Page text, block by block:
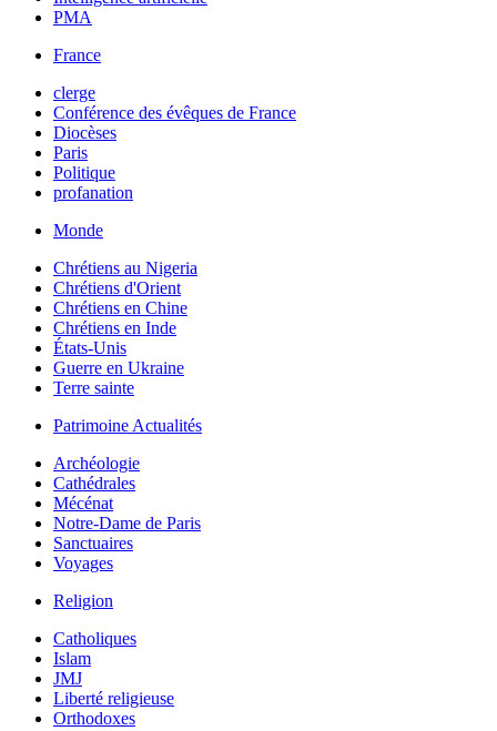
PMA
France
clerge
Conférence des évêques de France
Diocèses
Paris
Politique
profanation
Monde
Chrétiens au Nigeria
Chrétiens d'Orient
Chrétiens en Chine
Chrétiens en Inde
États-Unis
Guerre en Ukraine
Terre sainte
Patrimoine Actualités
Archéologie
Cathédrales
Mécénat
Notre-Dame de Paris
Sanctuaires
Voyages
Religion
Catholiques
Islam
JMJ
Liberté religieuse
Orthodoxes